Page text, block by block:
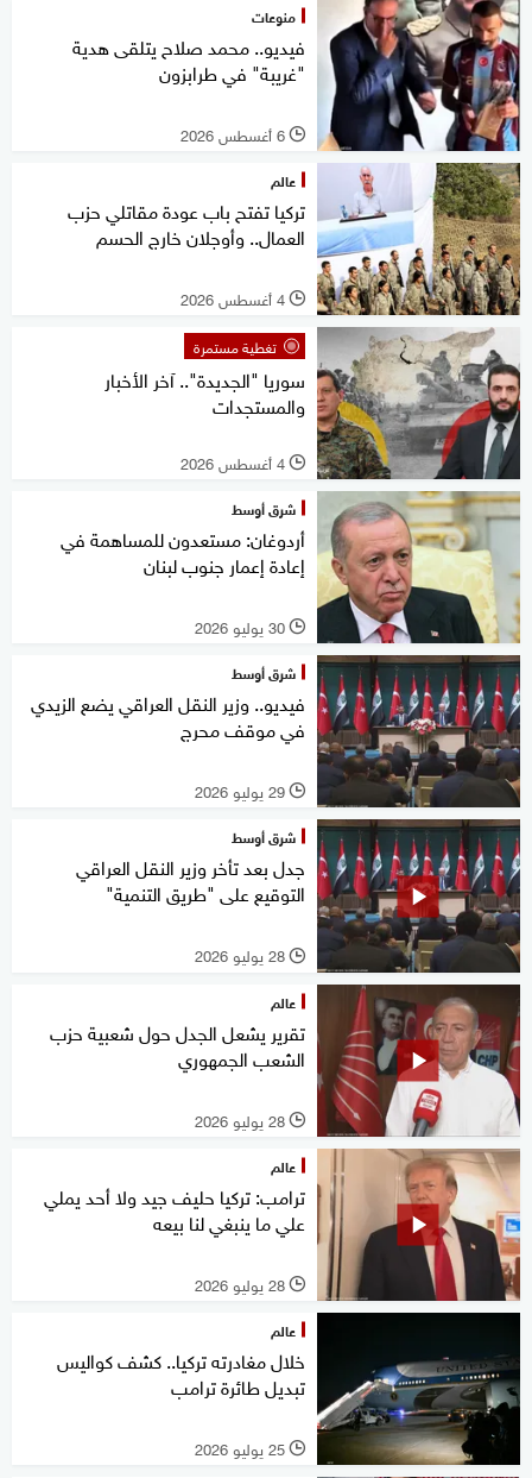
منوعات
فيديو.. محمد صلاح يتلقى هدية
"غريبة" في طرابزون
l 6 أغسطس 2026
عالم
تركيا تفتح باب عودة مقاتلي حزب
العمال.. وأوجلان خارج الحسم
l 4 أغسطس 2026
تغطية مستمرة
سوريا "الجديدة".. آخر الأخبار
والمستجدات
l 4 أغسطس 2026
شرق أوسط
أردوغان: مستعدون للمساهمة في
إعادة إعمار جنوب لبنان
l 30 يوليو 2026
شرق أوسط
فيديو.. وزير النقل العراقي يضع الزيدي
في موقف محرج
l 29 يوليو 2026
شرق أوسط
جدل بعد تأخر وزير النقل العراقي
التوقيع على "طريق التنمية"
l 28 يوليو 2026
عالم
تقرير يشعل الجدل حول شعبية حزب
الشعب الجمهوري
l 28 يوليو 2026
عالم
ترامب: تركيا حليف جيد ولا أحد يملي
علي ما ينبغي لنا بيعه
l 28 يوليو 2026
عالم
خلال مغادرته تركيا.. كشف كواليس
تبديل طائرة ترامب
l 25 يوليو 2026